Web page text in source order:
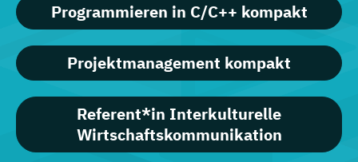
Programmieren in C/C++ kompakt
Projektmanagement kompakt
Referent*in Interkulturelle
Wirtschaftskommunikation